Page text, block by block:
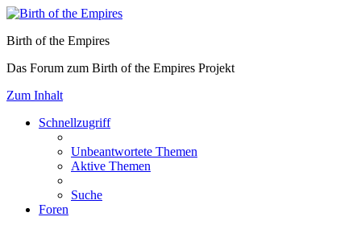
Birth of the Empires
Das Forum zum Birth of the Empires Projekt
Zum Inhalt
Schnellzugriff
Unbeantwortete Themen
Aktive Themen
Suche
Foren